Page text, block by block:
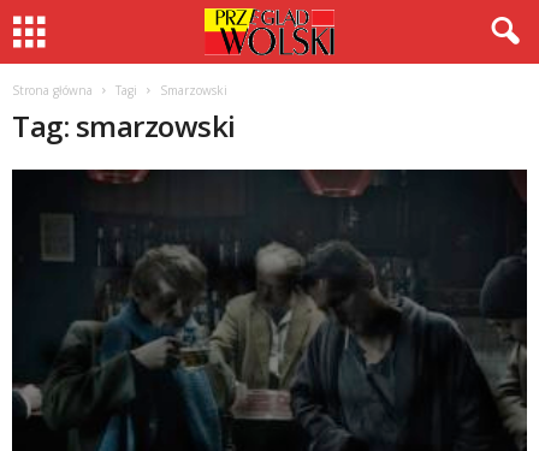
Strona główna Tagi Smarzowski
Tag: smarzowski